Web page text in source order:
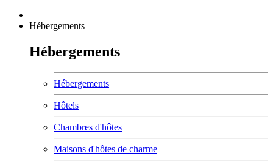
Hébergements
Hébergements
Hébergements
Hôtels
Chambres d'hôtes
Maisons d'hôtes de charme